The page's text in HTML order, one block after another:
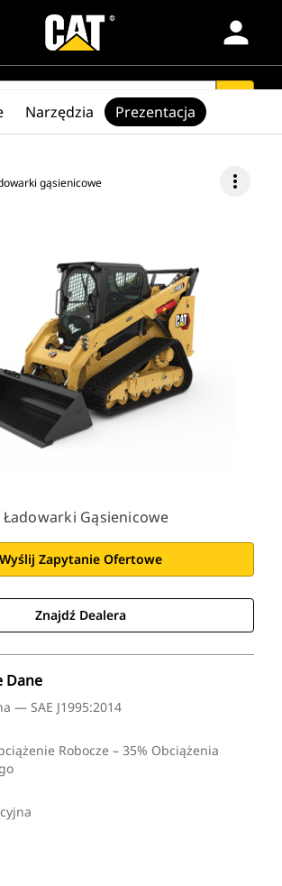
person
gąsienicowe more_vert
Gąsienicowe
Wyślij Zapytanie Ofertowe
Znajdź Dealera
Dane
— SAE J1995:2014
Robocze – 35% Obciążenia
Narzędzia Prezentacja